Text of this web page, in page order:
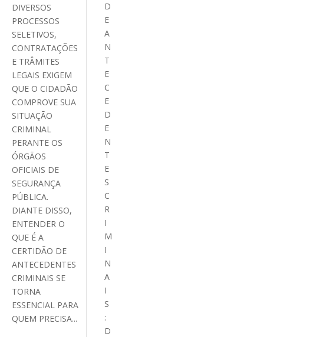
DIVERSOS
PROCESSOS
SELETIVOS,
CONTRATAÇÕES
E TRÂMITES
LEGAIS EXIGEM
QUE O CIDADÃO
COMPROVE SUA
SITUAÇÃO
CRIMINAL
PERANTE OS
ÓRGÃOS
OFICIAIS DE
SEGURANÇA
PÚBLICA.
DIANTE DISSO,
ENTENDER O
QUE É A
CERTIDÃO DE
ANTECEDENTES
CRIMINAIS SE
TORNA
ESSENCIAL PARA
QUEM PRECISA...
D
E
A
N
T
E
C
E
D
E
N
T
E
S
C
R
I
M
I
N
A
I
S
:
D